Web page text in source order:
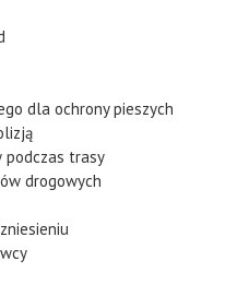
dla ochrony pieszych
podczas trasy
drogowych